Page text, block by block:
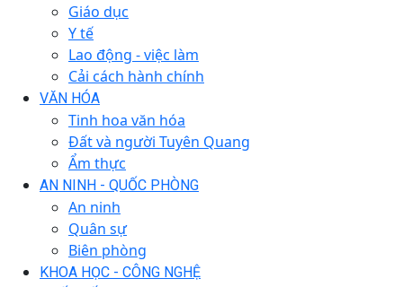
Giáo dục
Y tế
Lao động - việc làm
Cải cách hành chính
VĂN HÓA
Tinh hoa văn hóa
Đất và người Tuyên Quang
Ẩm thực
AN NINH - QUỐC PHÒNG
An ninh
Quân sự
Biên phòng
KHOA HỌC - CÔNG NGHỆ